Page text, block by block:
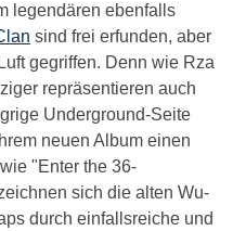
legendären ebenfalls
sind frei erfunden, aber
gegriffen. Denn wie Rza
repräsentieren auch
Underground-Seite
neuen Album einen
"Enter the 36-
sich die alten Wu-
durch einfallsreiche und